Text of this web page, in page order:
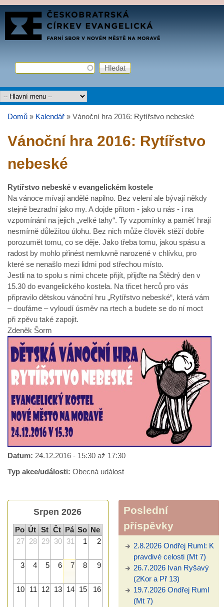
Přejít k hlavnímu obsahu
FARNÍ
SBOR
Vyhledávání
Hledat
Hlavní menu
Domů » Kalendář » Vánoční hra 2016: Rytířstvo nebeské
Vánoční hra 2016: Rytířstvo
nebeské
Rytířstvo nebeské v evangelickém kostele
Na vánoce mívají andělé napilno. Bez velení ale bývají někdy
stejně bezradní jako my. A dojde přitom - jako u nás - i na
vzpomínání na jejich „velké tahy“. Ty vzpomínky a paměť hrají
nesmírně důležitou úlohu. Bez nich může člověk stěží dobře
porozumět tomu, co se děje. Jako třeba tomu, jakou spásu a
radost by mohlo přinést nemluvně narozené v chlívku, pro
které se nenašlo mezi lidmi pod střechou místo.
Jestli na to spolu s nimi chcete přijít, přijďte na Štědrý den v
15.30 do evangelického kostela. Na třicet herců pro vás
připravilo dětskou vánoční hru „Rytířstvo nebeské“, která vám
– doufáme – vyloudí úsměv na rtech a budete se do ní moct
při zpěvu také zapojit.
Zdeněk Šorm
Datum: 24.12.2016 - 15:30 až 17:30
Typ akce/události: Obecná událost
Srpen 2026
Po Út St Čt Pá So Ne
27 28 29 30 31 1 2
3 4 5 6 7 8 9
10 11 12 13 14 15 16
Poslední
příspěvky
2.8.2026 Ondřej Ruml: K
pravdivé celosti (Mt 7)
26.7.2026 Ivan Ryšavý
(2Kor a Př 13)
19.7.2026 Ondřej Ruml
(Mt 7)